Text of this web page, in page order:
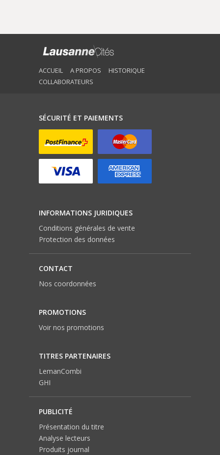
ACCUEIL A PROPOS
HISTORIQUE
COLLABORATEURS
SÉCURITÉ ET PAIEMENTS
INFORMATIONS JURIDIQUES
Conditions générales de vente
Protection des données
CONTACT
Nos coordonnées
PROMOTIONS
Voir nos promotions
TITRES PARTENAIRES
LemanCombi
GHI
PUBLICITÉ
Présentation du titre
Analyse lecteurs
Produits journal